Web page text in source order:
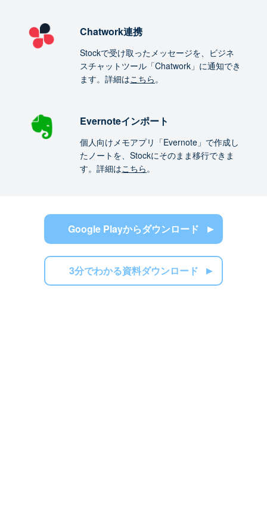
Chatwork連携
Stockで受け取ったメッセージを、ビジネ
スチャットツール「Chatwork」に通知でき
ます。詳細はこちら。
Evernoteインポート
個人向けメモアプリ「Evernote」で作成し
たノートを、Stockにそのまま移行できま
す。詳細はこちら。
Google Playからダウンロード
3分でわかる資料ダウンロード